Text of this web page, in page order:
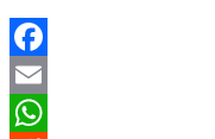
Facebook
Email